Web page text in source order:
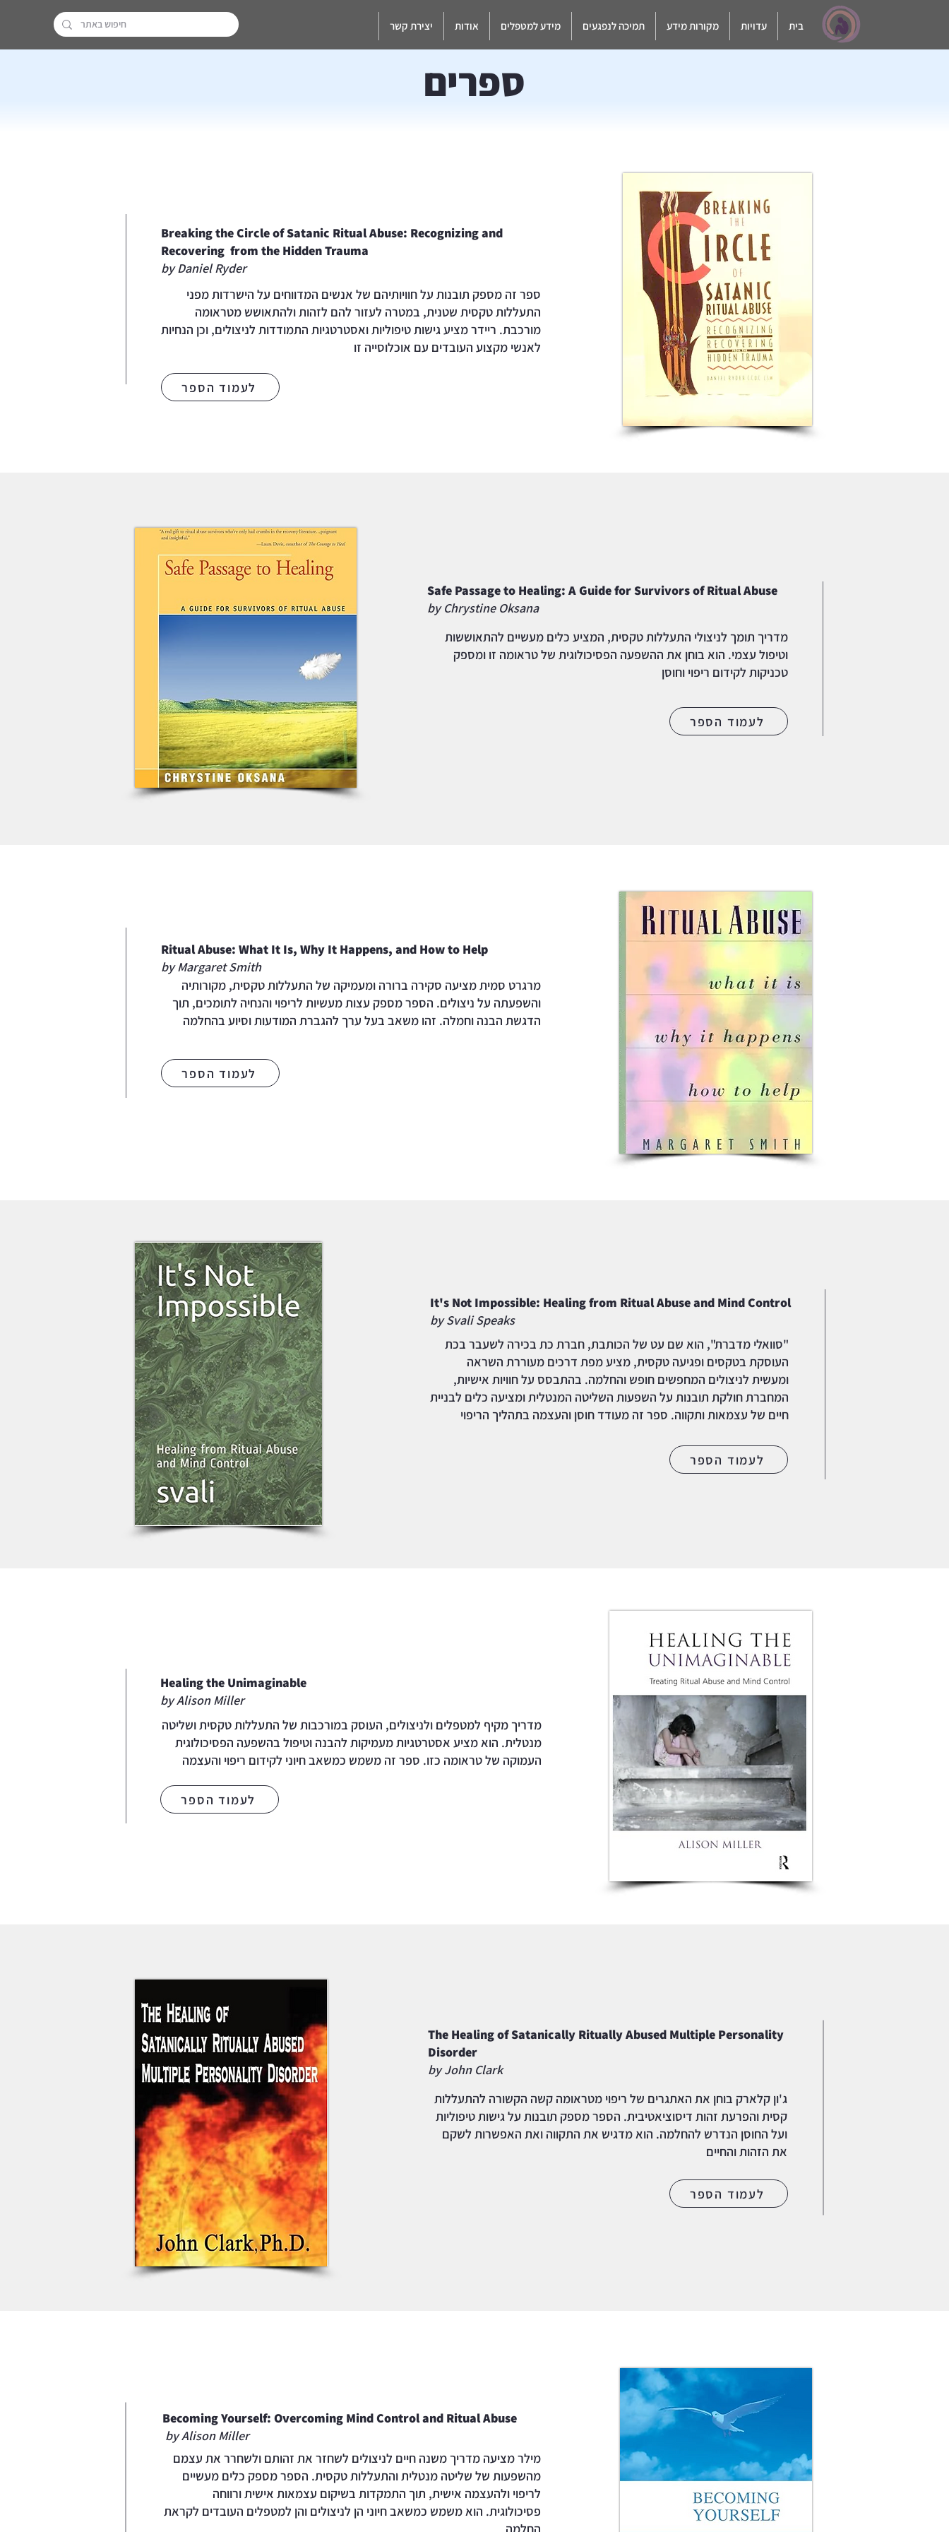
בית עדויות מקורות מידע תמיכה לנפגעים מידע למטפלים אודות יצירת קשר
ספרים
Breaking the Circle of Satanic Ritual Abuse: Recognizing and
Recovering from the Hidden Trauma
by Daniel Ryder
ספר זה מספק תובנות על חוויותיהם של אנשים המדווחים על הישרדות מפני
התעללות טקסית שטנית, במטרה לעזור להם לזהות ולהתאושש מטראומה
מורכבת. ריידר מציע גישות טיפוליות ואסטרטגיות התמודדות לניצולים, וכן הנחיות
לאנשי מקצוע העובדים עם אוכלוסייה זו
לעמוד הספר
Safe Passage to Healing: A Guide for Survivors of Ritual Abuse
by Chrystine Oksana
מדריך תומך לניצולי התעללות טקסית, המציע כלים מעשיים להתאוששות
וטיפול עצמי. הוא בוחן את ההשפעה הפסיכולוגית של טראומה זו ומספק
טכניקות לקידום ריפוי וחוסן
לעמוד הספר
Ritual Abuse: What It Is, Why It Happens, and How to Help
by Margaret Smith
מרגרט סמית מציעה סקירה ברורה ומעמיקה של התעללות טקסית, מקורותיה
והשפעתה על ניצולים. הספר מספק עצות מעשיות לריפוי והנחיה לתומכים, תוך
הדגשת הבנה וחמלה. זהו משאב בעל ערך להגברת המודעות וסיוע בהחלמה
לעמוד הספר
It's Not Impossible: Healing from Ritual Abuse and Mind Control
by Svali Speaks
"סוואלי מדברת", הוא שם עט של הכותבת, חברת כת בכירה לשעבר בכת
העוסקת בטקסים ופגיעה טקסית, מציע מפת דרכים מעוררת השראה
ומעשית לניצולים המחפשים חופש והחלמה. בהתבסס על חוויות אישיות,
המחברת חולקת תובנות על השפעות השליטה המנטלית ומציעה כלים לבניית
חיים של עצמאות ותקווה. ספר זה מעודד חוסן והעצמה בתהליך הריפוי
לעמוד הספר
Healing the Unimaginable
by Alison Miller
מדריך מקיף למטפלים ולניצולים, העוסק במורכבות של התעללות טקסית ושליטה
מנטלית. הוא מציע אסטרטגיות מעמיקות להבנה וטיפול בהשפעה הפסיכולוגית
העמוקה של טראומה כזו. ספר זה משמש כמשאב חיוני לקידום ריפוי והעצמה
לעמוד הספר
The Healing of Satanically Ritually Abused Multiple Personality
Disorder
by John Clark
ג'ון קלארק בוחן את האתגרים של ריפוי מטראומה קשה הקשורה להתעללות
קסית והפרעת זהות דיסוציאטיבית. הספר מספק תובנות על גישות טיפוליות
ועל החוסן הנדרש להחלמה. הוא מדגיש את התקווה ואת האפשרות לשקם
את הזהות והחיים
לעמוד הספר
Becoming Yourself: Overcoming Mind Control and Ritual Abuse
by Alison Miller
מילר מציעה מדריך משנה חיים לניצולים לשחזר את זהותם ולשחרר את עצמם
מהשפעות של שליטה מנטלית והתעללות טקסית. הספר מספק כלים מעשיים
לריפוי ולהעצמה אישית, תוך התמקדות בשיקום עצמאות אישית ורווחה
פסיכולוגית. הוא משמש כמשאב חיוני הן לניצולים והן למטפלים העובדים לקראת